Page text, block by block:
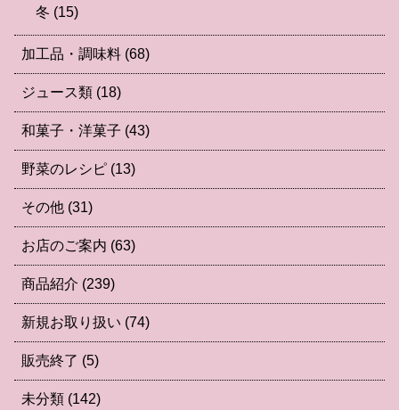
冬 (15)
加工品・調味料 (68)
ジュース類 (18)
和菓子・洋菓子 (43)
野菜のレシピ (13)
その他 (31)
お店のご案内 (63)
商品紹介 (239)
新規お取り扱い (74)
販売終了 (5)
未分類 (142)